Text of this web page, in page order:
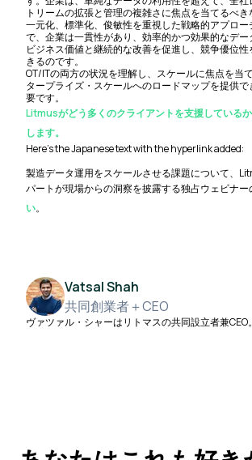
トリームの拡張と管理の複雑さに焦点を当てるべき
一元化、標準化、俊敏性を重視した戦略的アプロー
で、企業は一貫性があり、効率的かつ効果的なデ
ビジネス価値と継続的な改善を促進し、競争優位
きるのです。
OT/ITの両方の状況を理解し、スケールに焦点を当
タープライズ・スケールへのロードマップを提供
要です。
Litmusがどう多くのクライアントを支援している
します。
Here’s the Japanese text with the hyperlink added:
製造データ運用をスケールさせる課題について、
パートが現場からの洞察を披露する独占ウェビナー
い。
Vatsal Shah
共同創業者＋CEO
ヴァツァル・シャーはリトマスの共同設立者兼CEO。